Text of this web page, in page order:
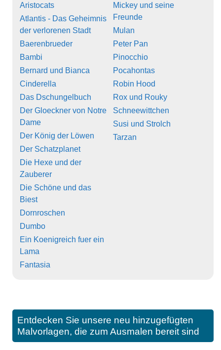
Aristocats
Atlantis - Das Geheimnis
der verlorenen Stadt
Baerenbrueder
Bambi
Bernard und Bianca
Cinderella
Das Dschungelbuch
Der Gloeckner von Notre
Dame
Der König der Löwen
Der Schatzplanet
Die Hexe und der
Zauberer
Die Schöne und das
Biest
Dornroschen
Dumbo
Ein Koenigreich fuer ein
Lama
Fantasia
Mickey und seine
Freunde
Mulan
Peter Pan
Pinocchio
Pocahontas
Robin Hood
Rox und Rouky
Schneewittchen
Susi und Strolch
Tarzan
Entdecken Sie unsere neu hinzugefügten
Malvorlagen, die zum Ausmalen bereit sind